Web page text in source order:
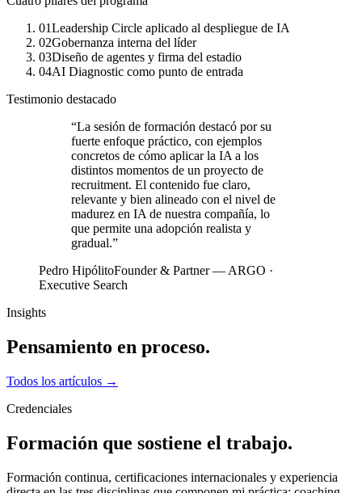
01Leadership Circle aplicado al despliegue de IA
02Gobernanza interna del líder
03Diseño de agentes y firma del estadio
04AI Diagnostic como punto de entrada
Testimonio destacado
“La sesión de formación destacó por su
fuerte enfoque práctico, con ejemplos
concretos de cómo aplicar la IA a los
distintos momentos de un proyecto de
recruitment. El contenido fue claro,
relevante y bien alineado con el nivel de
madurez en IA de nuestra compañía, lo
que permite una adopción realista y
gradual.”
Pedro HipólitoFounder & Partner — ARGO ·
Executive Search
Insights
Pensamiento en proceso.
Todos los artículos →
Credenciales
Formación que sostiene el trabajo.
Formación continua, certificaciones internacionales y experiencia